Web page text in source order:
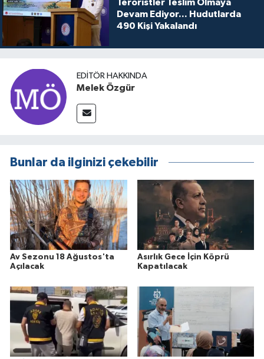
Teröristler Teslim Olmaya
Devam Ediyor... Hudutlarda
490 Kişi Yakalandı
EDITÖR HAKKINDA
Melek Özgür
Bunlar da ilginizi çekebilir
Av Sezonu 18 Ağustos'ta
Açılacak
Asırlık Gece İçin Köprü
Kapatılacak